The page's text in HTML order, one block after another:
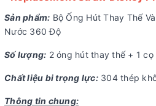
Sản phẩm: Bộ Ống Hút Thay Thế
Nước 360 Độ
Số lượng: 2 óng hút thay thế + 1
Chất liệu bi trọng lực:304 thép
Thông tin chung: